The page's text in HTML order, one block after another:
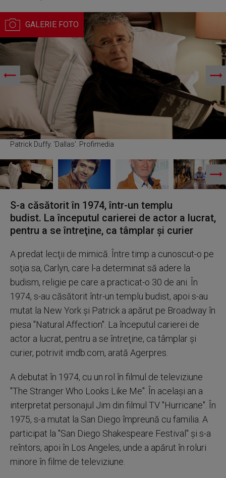
Patrick Duffy. 'Dallas'. Profimedia
S-a căsătorit în 1974, într-un templu
budist. La începutul carierei de actor a lucrat,
pentru a se întreţine, ca tâmplar şi curier
A predat lecţii de mimică. Între timp a cunoscut-o pe
soţia sa, Carlyn, care l-a determinat să adere la
budism, religie pe care a practicat-o 30 de ani. În
1974, s-au căsătorit într-un templu budist, apoi s-au
mutat la New York şi Patrick a apărut pe Broadway în
piesa "Natural Affection". La începutul carierei de
actor a lucrat, pentru a se întreţine, ca tâmplar şi
curier, potrivit imdb.com, arată Agerpres.
A debutat în 1974, cu un rol în filmul de televiziune
"The Stranger Who Looks Like Me". În acelaşi an a
interpretat personajul Jim din filmul TV "Hurricane". În
1975, s-a mutat la San Diego împreună cu familia. A
participat la "San Diego Shakespeare Festival" şi s-a
reîntors, apoi în Los Angeles, unde a apărut în roluri
minore în filme de televiziune.